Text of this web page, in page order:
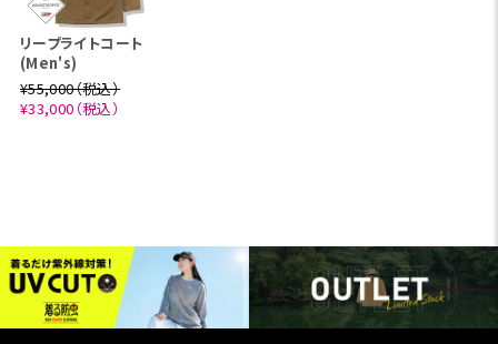
リープライトコート
(Men's)
¥55,000（税込）
¥33,000（税込）